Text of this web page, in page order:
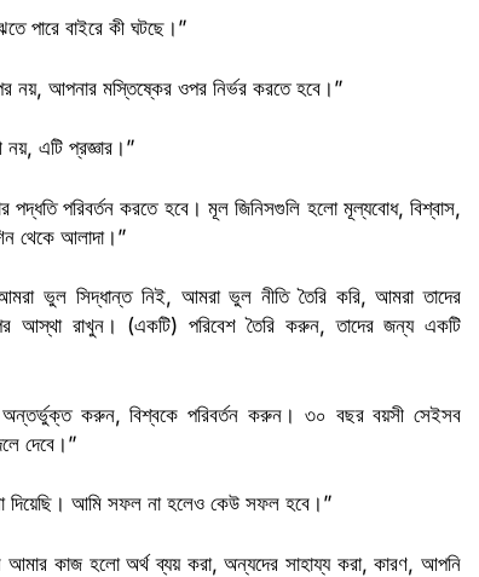
পারে বাইরে কী ঘটছে।”
আপনার মস্তিষ্কের ওপর নির্ভর করতে হবে।”
নয়, এটি প্রজ্ঞার।”
পদ্ধতি পরিবর্তন করতে হবে। মূল জিনিসগুলি হলো মূল্যবোধ, বিশ্বাস,
থেকে আলাদা।”
ভুল সিদ্ধান্ত নিই, আমরা ভুল নীতি তৈরি করি, আমরা তাদের
আস্থা রাখুন। (একটি) পরিবেশ তৈরি করুন, তাদের জন্য একটি
করুন, বিশ্বকে পরিবর্তন করুন। ৩০ বছর বয়সী সেইসব
দেবে।”
দিয়েছি। আমি সফল না হলেও কেউ সফল হবে।”
কাজ হলো অর্থ ব্যয় করা, অন্যদের সাহায্য করা, কারণ, আপনি